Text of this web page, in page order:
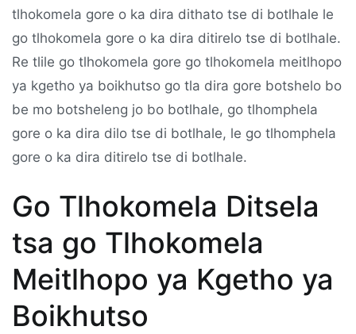
tlhokomela gore o ka dira dithato tse di botlhale le
go tlhokomela gore o ka dira ditirelo tse di botlhale.
Re tlile go tlhokomela gore go tlhokomela meitlhopo
ya kgetho ya boikhutso go tla dira gore botshelo bo
be mo botsheleng jo bo botlhale, go tlhomphela
gore o ka dira dilo tse di botlhale, le go tlhomphela
gore o ka dira ditirelo tse di botlhale.
Go Tlhokomela Ditsela
tsa go Tlhokomela
Meitlhopo ya Kgetho ya
Boikhutso